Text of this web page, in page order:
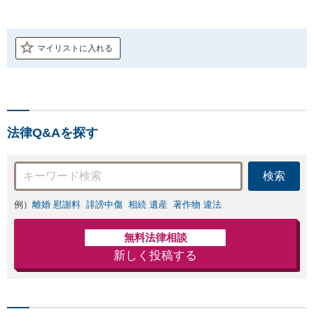
マイリストに入れる
法律Q&Aを探す
検索
例） 離婚 慰謝料 誹謗中傷 相続 遺産 著作物 違法
無料法律相談
新しく投稿する